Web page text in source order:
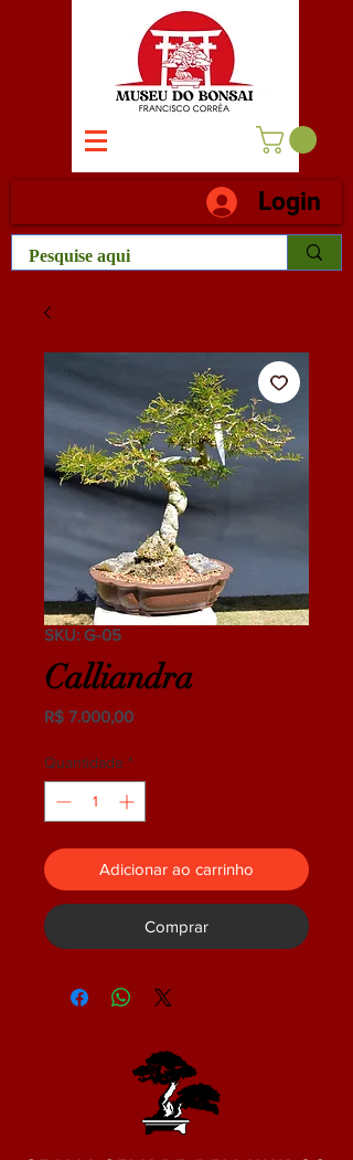
Login
SKU: G-05
Calliandra
R$ 7.000,00Preço
Quantidade *
Adicionar ao carrinho
Comprar